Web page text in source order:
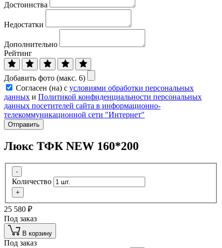
Достоинства
Недостатки
Дополнительно
Рейтинг
Добавить фото (макс. 6)
Согласен (на) с условиями обработки персональных
данных и Политикой конфиденциальности персональных
данных посетителей сайта в информационно-
телекоммуникационной сети "Интернет"
Отправить
Люкс ТФК NEW 160*200
-
Количество
+
25 580 ₽
Под заказ
В корзину
Под заказ